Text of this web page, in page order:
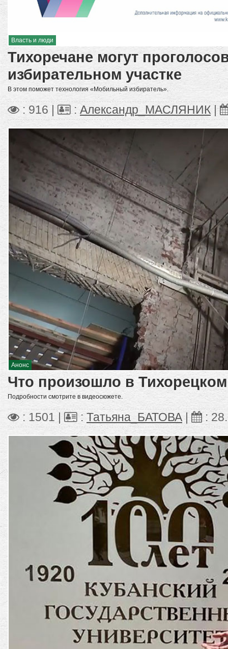
Власть и люди
Тихоречане могут
избирательном участке
В этом поможет технология «Мобильный избиратель».
: 916 | : Александр_МАСЛЯНИК
Анонс
Что произошло в
Подробности смотрите в видеосюжете.
: 1501 | :Татьяна_БАТОВА | :